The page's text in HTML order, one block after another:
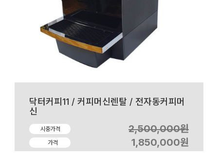
닥터커피11 / 커피머신렌탈 / 전자동커피머
신
시중가격 2,500,000원
가격 1,850,000원